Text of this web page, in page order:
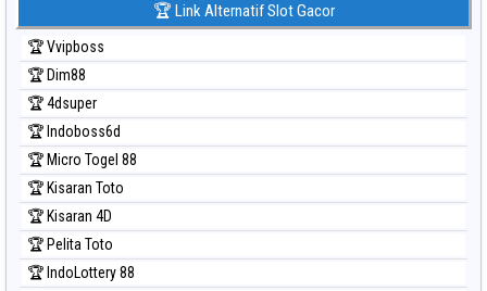
Prediksi Kuda Lari
Prediksi Magnum Cambodia
Prediksi Nagoya
Prediksi North Carolina Day
Prediksi Pcso
Prediksi Sao Paulo
Prediksi Singapore
Prediksi Sydney
Prediksi Sydney Lottery
Prediksi Sydney Lottery 6d
🏆 Link Alternatif Slot Gacor
🏆 Vvipboss
🏆 Dim88
🏆 4dsuper
🏆 Indoboss6d
🏆 Micro Togel 88
🏆 Kisaran Toto
🏆 Kisaran 4D
🏆 Pelita Toto
🏆 IndoLottery 88